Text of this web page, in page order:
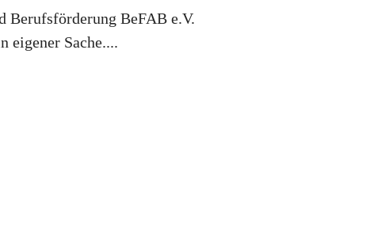
Berufsförderung BeFAB e.V.
eigener Sache....